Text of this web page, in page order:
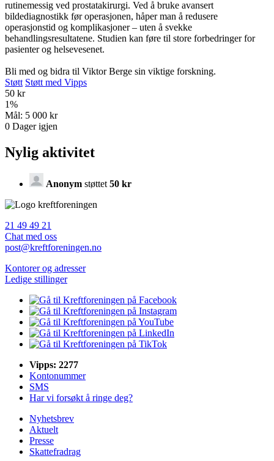
rutinemessig ved prostatakirurgi. Ved å bruke avansert
bildediagnostikk før operasjonen, håper man å redusere
operasjonstid og komplikasjoner – uten å svekke
behandlingsresultatene. Studien kan føre til store forbedringer for
pasienter og helsevesenet.
Bli med og bidra til Viktor Berge sin viktige forskning.
Støtt Støtt med Vipps
50 kr
1%
Mål: 5 000 kr
0 Dager igjen
Nylig aktivitet
Anonym støttet 50 kr
21 49 49 21
Chat med oss
post@kreftforeningen.no
Kontorer og adresser
Ledige stillinger
Vipps: 2277
Kontonummer
SMS
Har vi forsøkt å ringe deg?
Nyhetsbrev
Aktuelt
Presse
Skattefradrag